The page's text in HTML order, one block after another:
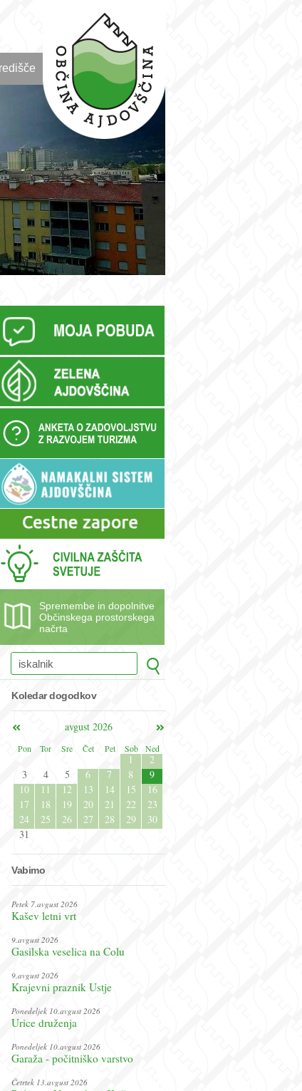
Spremembe in dopolnitve
Občinskega prostorskega
načrta
Koledar dogodkov
avgust 2026
Pon
Tor Sre Čet Pet Sob Ned
1
2
3
4 5 6 7 8
9
10
11 12 13 14 15
16
17
18 19 20 21 22
23
24
25 26 27 28 29
30
31
Vabimo
Petek 7.avgust 2026
Kašev letni vrt
9.avgust 2026
Gasilska veselica na Colu
9.avgust 2026
Krajevni praznik Ustje
Ponedeljek 10.avgust 2026
Urice druženja
Ponedeljek 10.avgust 2026
Garaža - počitniško varstvo
Četrtek 13.avgust 2026